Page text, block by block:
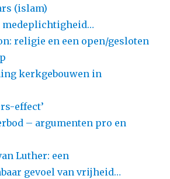
(islam)
medeplichtigheid…
religie en een open/gesloten
kerkgebouwen in
effect’
– argumenten pro en
Luther: een
gevoel van vrijheid…